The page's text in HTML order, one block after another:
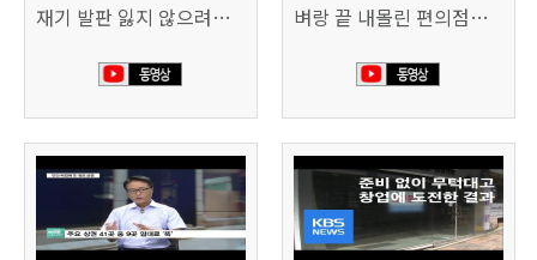
재기 발판 잃지 않으려면…'폐업'에도 준비가 필요하다 (SBS 8시 뉴스) 벼랑 끝 내몰린 편의점…“희망폐업 요구” vs “위약금 정당” (SBS CNBC)